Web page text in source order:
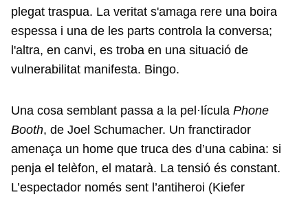
plegat traspua. La veritat s'amaga rere una boira
espessa i una de les parts controla la conversa;
l'altra, en canvi, es troba en una situació de
vulnerabilitat manifesta. Bingo.
Una cosa semblant passa a la pel·lícula Phone
Booth, de Joel Schumacher. Un franctirador
amenaça un home que truca des d’una cabina: si
penja el telèfon, el matarà. La tensió és constant.
L’espectador només sent l’antiheroi (Kiefer